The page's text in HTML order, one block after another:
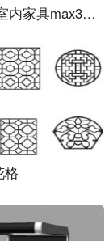
欧式柜子,室内家具max3d模..
格